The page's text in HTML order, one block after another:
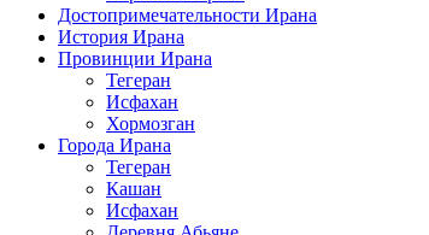
Достопримечательности Ирана
История Ирана
Провинции Ирана
Тегеран
Исфахан
Хормозган
Города Ирана
Тегеран
Кашан
Исфахан